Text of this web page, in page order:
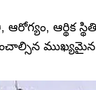
ఆరోగ్యం, ఆర్థిక